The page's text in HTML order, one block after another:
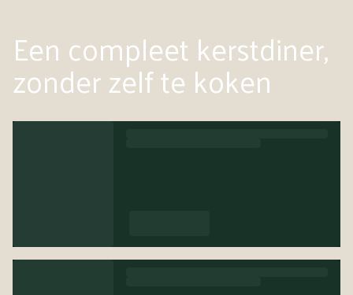
Een compleet kerstdiner,
zonder zelf te koken